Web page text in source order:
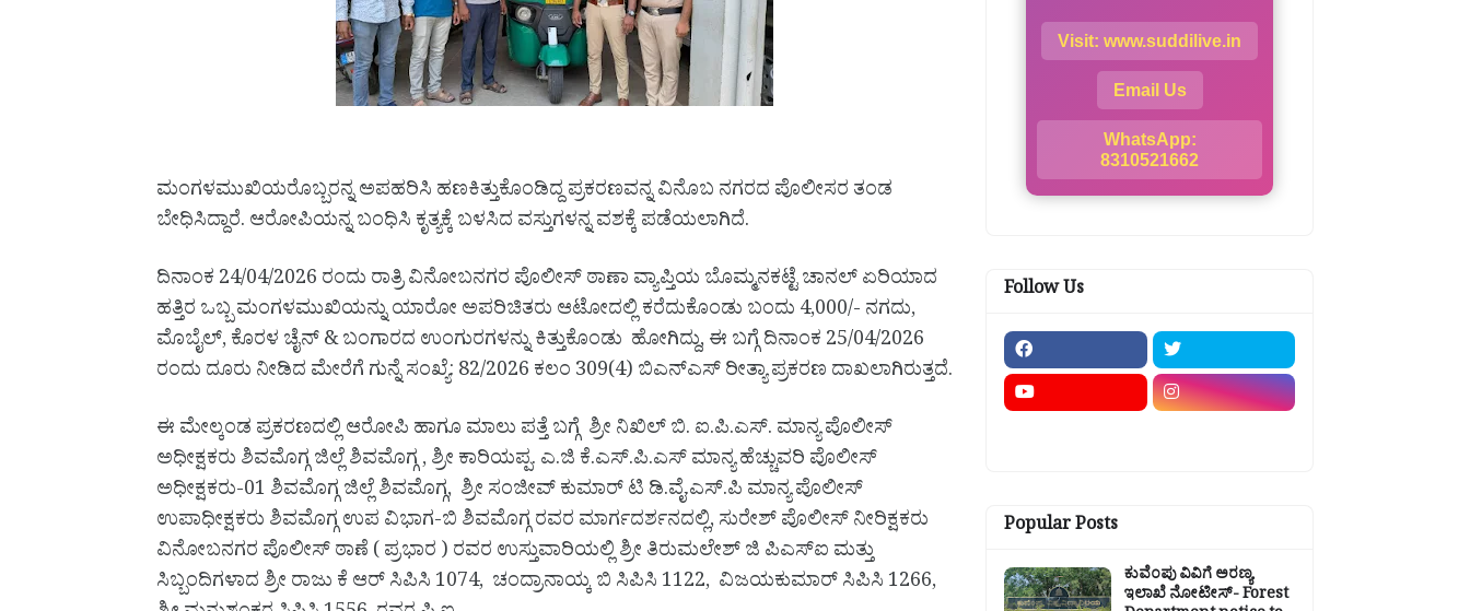
ಮಂಗಳಮುಖಿಯರೊಬ್ಬರನ್ನ ಅಪಹರಿಸಿ ಹಣಕಿತ್ತುಕೊಂಡಿದ್ದ ಪ್ರಕರಣವನ್ನ ವಿನೊಬ ನಗರದ ಪೊಲೀಸರ ತಂಡ
ಬೇಧಿಸಿದ್ದಾರೆ. ಆರೋಪಿಯನ್ನ ಬಂಧಿಸಿ ಕೃತ್ಯಕ್ಕೆ ಬಳಸಿದ ವಸ್ತುಗಳನ್ನ ವಶಕ್ಕೆ ಪಡೆಯಲಾಗಿದೆ.
ದಿನಾಂಕ 24/04/2026 ರಂದು ರಾತ್ರಿ ವಿನೋಬನಗರ ಪೊಲೀಸ್ ಠಾಣಾ ವ್ಯಾಪ್ತಿಯ ಬೊಮ್ಮನಕಟ್ಟೆ ಚಾನಲ್ ಏರಿಯಾದ
ಹತ್ತಿರ ಒಬ್ಬ ಮಂಗಳಮುಖಿಯನ್ನು ಯಾರೋ ಅಪರಿಚಿತರು ಆಟೋದಲ್ಲಿ ಕರೆದುಕೊಂಡು ಬಂದು 4,000/- ನಗದು,
ಮೊಬೈಲ್, ಕೊರಳ ಚೈನ್ & ಬಂಗಾರದ ಉಂಗುರಗಳನ್ನು ಕಿತ್ತುಕೊಂಡು ಹೋಗಿದ್ದು, ಈ ಬಗ್ಗೆ ದಿನಾಂಕ 25/04/2026
ರಂದು ದೂರು ನೀಡಿದ ಮೇರೆಗೆ ಗುನ್ನೆ ಸಂಖ್ಯೆ: 82/2026 ಕಲಂ 309(4) ಬಿಎನ್ಎಸ್ ರೀತ್ಯಾ ಪ್ರಕರಣ ದಾಖಲಾಗಿರುತ್ತದೆ.
ಈ ಮೇಲ್ಕಂಡ ಪ್ರಕರಣದಲ್ಲಿ ಆರೋಪಿ ಹಾಗೂ ಮಾಲು ಪತ್ತೆ ಬಗ್ಗೆ ಶ್ರೀ ನಿಖಿಲ್ ಬಿ. ಐ.ಪಿ.ಎಸ್. ಮಾನ್ಯ ಪೊಲೀಸ್
ಅಧೀಕ್ಷಕರು ಶಿವಮೊಗ್ಗ ಜಿಲ್ಲೆ ಶಿವಮೊಗ್ಗ , ಶ್ರೀ ಕಾರಿಯಪ್ಪ. ಎ.ಜಿ ಕೆ.ಎಸ್.ಪಿ.ಎಸ್ ಮಾನ್ಯ ಹೆಚ್ಚುವರಿ ಪೊಲೀಸ್
ಅಧೀಕ್ಷಕರು-01 ಶಿವಮೊಗ್ಗ ಜಿಲ್ಲೆ ಶಿವಮೊಗ್ಗ, ಶ್ರೀ ಸಂಜೀವ್ ಕುಮಾರ್ ಟಿ ಡಿ.ವೈ.ಎಸ್.ಪಿ ಮಾನ್ಯ ಪೊಲೀಸ್
ಉಪಾಧೀಕ್ಷಕರು ಶಿವಮೊಗ್ಗ ಉಪ ವಿಭಾಗ-ಬಿ ಶಿವಮೊಗ್ಗ ರವರ ಮಾರ್ಗದರ್ಶನದಲ್ಲಿ, ಸುರೇಶ್ ಪೊಲೀಸ್ ನೀರಿಕ್ಷಕರು
ವಿನೋಬನಗರ ಪೊಲೀಸ್ ಠಾಣೆ ( ಪ್ರಭಾರ ) ರವರ ಉಸ್ತುವಾರಿಯಲ್ಲಿ ಶ್ರೀ ತಿರುಮಲೇಶ್ ಜಿ ಪಿಎಸ್ಐ ಮತ್ತು
ಸಿಬ್ಬಂದಿಗಳಾದ ಶ್ರೀ ರಾಜು ಕೆ ಆರ್ ಸಿಪಿಸಿ 1074, ಚಂದ್ರಾನಾಯ್ಕ ಬಿ ಸಿಪಿಸಿ 1122, ವಿಜಯಕುಮಾರ್ ಸಿಪಿಸಿ 1266,
Visit: www.suddilive.in
Email Us
WhatsApp:
8310521662
Follow Us
Popular Posts
ಕುವೆಂಪು ವಿವಿಗೆ ಅರಣ್ಯ
ಇಲಾಖೆ ನೋಟೀಸ್- Forest